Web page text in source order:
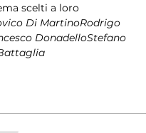
scelti a loro
Di MartinoRodrigo
DonadelloStefano